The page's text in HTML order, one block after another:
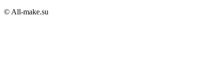
© All-make.su